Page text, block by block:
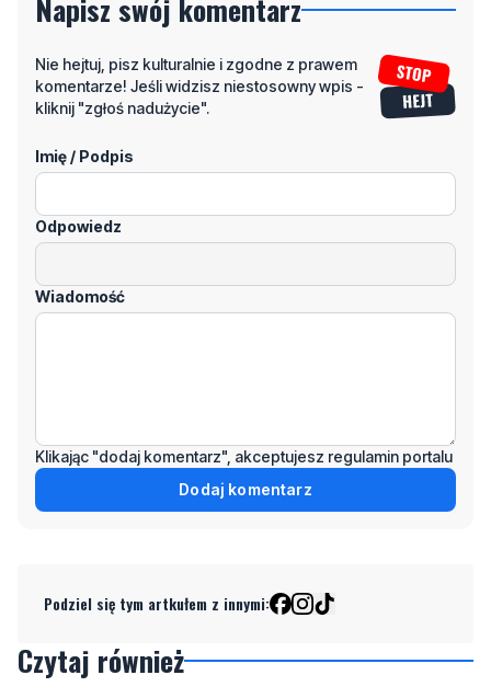
Napisz swój komentarz
Nie hejtuj, pisz kulturalnie i zgodne z prawem
komentarze! Jeśli widzisz niestosowny wpis -
kliknij "zgłoś nadużycie".
Imię / Podpis
Odpowiedz
Wiadomość
Klikając "dodaj komentarz", akceptujesz regulamin portalu
Dodaj komentarz
Podziel się tym artkułem z innymi:
Czytaj również